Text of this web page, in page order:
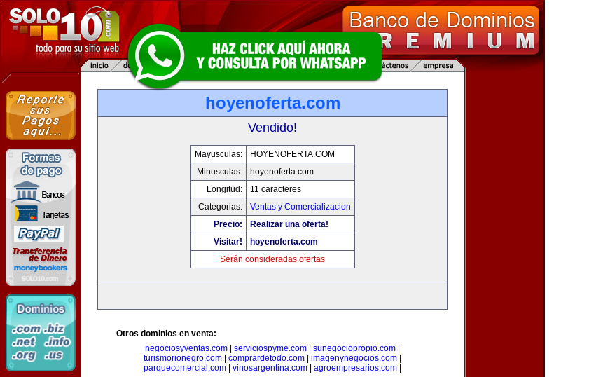
hoyenoferta.com
Vendido!
Mayusculas:
HOYENOFERTA.COM
Minusculas:
hoyenoferta.com
Longitud:
11 caracteres
Categorias:
Ventas y Comercializacion
Precio:
Realizar una oferta!
Visitar!
hoyenoferta.com
Serán consideradas ofertas
Otros dominios en venta:
negociosyventas.com
serviciospyme.com sunegociopropio.com
turismorionegro.com
comprardetodo.com imagenynegocios.com
parquecomercial.com
vinosargentina.com agroempresarios.com